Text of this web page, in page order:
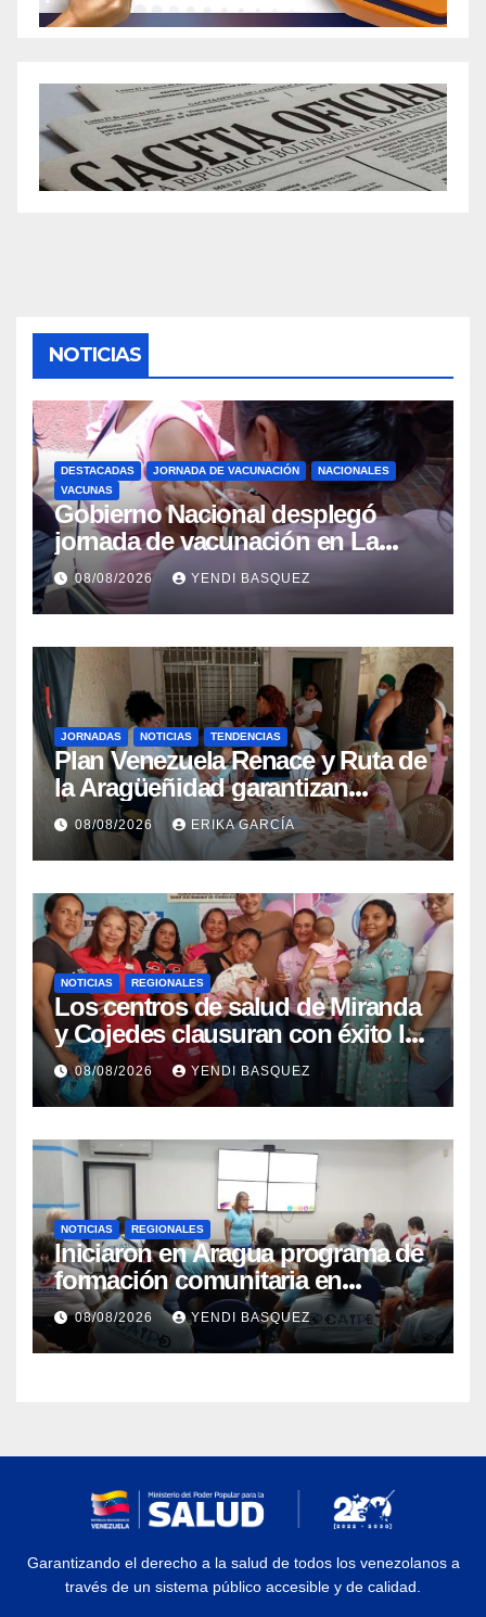
NOTICIAS
DESTACADAS JORNADA DE VACUNACIÓN
NACIONALES
VACUNAS
Gobierno Nacional desplegó
jornada de vacunación en La
Guaira para garantizar protección
epidemiológica
08/08/2026 YENDI BASQUEZ
JORNADAS NOTICIAS TENDENCIAS
Plan Venezuela Renace y Ruta de
la Aragüeñidad garantizan
atención médica integral en
Aragua
08/08/2026 ERIKA GARCÍA
NOTICIAS REGIONALES
Los centros de salud de Miranda
y Cojedes clausuran con éxito la
Semana Mundial de la Lactancia
Materna
08/08/2026 YENDI BASQUEZ
NOTICIAS REGIONALES
Iniciaron en Aragua programa de
formación comunitaria en
atención a personas con
discapacidad
08/08/2026 YENDI BASQUEZ
Garantizando el derecho a la salud de todos los venezolanos a
través de un sistema público accesible y de calidad.